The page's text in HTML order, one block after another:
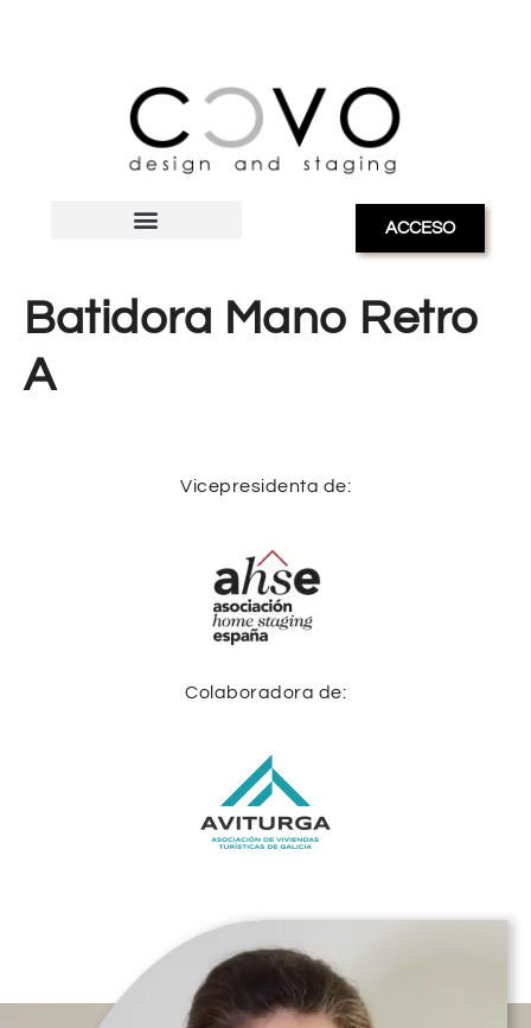
ACCESO
Batidora Mano Retro
A
Vicepresidenta de:
Colaboradora de: